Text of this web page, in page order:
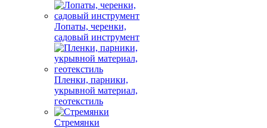
Лопаты, черенки,
садовый инструмент
Пленки, парники,
укрывной материал,
геотекстиль
Стремянки